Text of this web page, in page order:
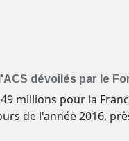
dévoilés par le
millions pour la
de l'année 2016,